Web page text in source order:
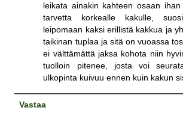
leikata ainakin kahteen osaan
tarvetta korkealle kakulle,
leipomaan kaksi erillistä kakkua ja
taikinan tuplaa ja sitä on vuoassa
ei välttämättä jaksa kohota niin
tuolloin pitenee, josta voi
ulkopinta kuivuu ennen kuin kakun
Vastaa